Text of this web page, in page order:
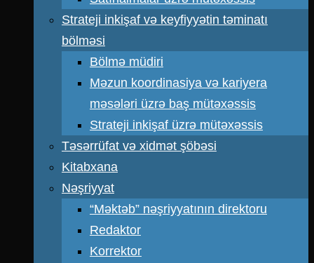
Strateji inkişaf və keyfiyyətin təminatı
bölməsi
Bölmə müdiri
Məzun koordinasiya və kariyera
məsələri üzrə baş mütəxəssis
Strateji inkişaf üzrə mütəxəssis
Təsərrüfat və xidmət şöbəsi
Kitabxana
Nəşriyyat
“Məktəb” nəşriyyatının direktoru
Redaktor
Korrektor